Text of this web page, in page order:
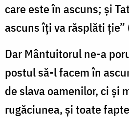
care este în ascuns; și
ascuns îți va răsplăti
Dar Mântuitorul ne-a
postul să-l facem în
de slava oamenilor, ci și
rugăciunea, și toate